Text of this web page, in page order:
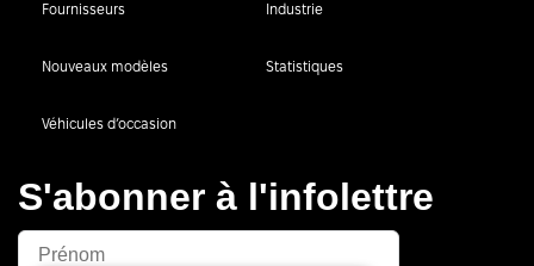
Fournisseurs Industrie
Nouveaux modèles Statistiques
Véhicules d’occasion
S'abonner à l'infolettre